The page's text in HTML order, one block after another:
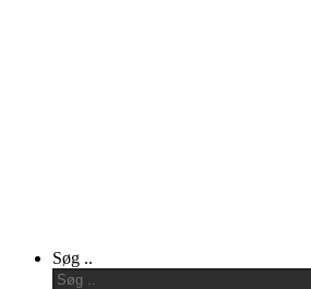
Menu
Søg ..